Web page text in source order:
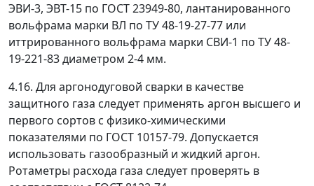
ЭВИ-3, ЭВТ-15 по ГОСТ 23949-80, лантанированного
вольфрама марки ВЛ по ТУ 48-19-27-77 или
иттрированного вольфрама марки СВИ-1 по ТУ 48-
19-221-83 диаметром 2-4 мм.
4.16. Для аргонодуговой сварки в качестве
защитного газа следует применять аргон высшего и
первого сортов с физико-химическими
показателями по ГОСТ 10157-79. Допускается
использовать газообразный и жидкий аргон.
Ротаметры расхода газа следует проверять в